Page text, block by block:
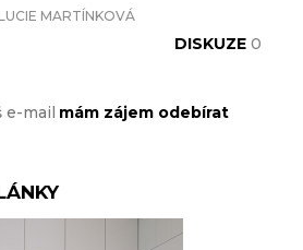
LUCIE MARTÍNKOVÁ
DISKUZE 0